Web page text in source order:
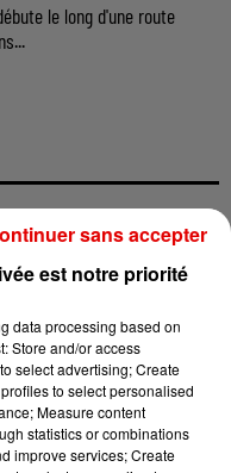
le long d'une route
15h03
15h03
est notre priorité
data processing based on
Store and/or access
select advertising; Create
to select personalised
Measure content
statistics or combinations
improve services; Create
sans accepter